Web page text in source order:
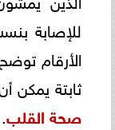
الأرقام
ثابتة يمكن
صحة القلب